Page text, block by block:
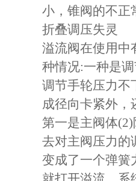
小，锥阀的不正
折叠调压失灵
溢流阀在使用中
种情况:一种是
调节手轮压力不
成径向卡紧外，
第一是主阀体
去对主阀压力的
变成了一个弹簧